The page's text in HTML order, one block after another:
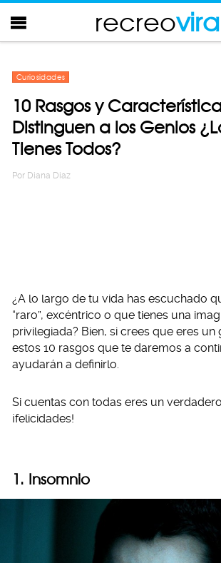
recreo
Curiosidades
10 Rasgos y
Distinguen a los Genios
Tienes Todos?
Por Diana Diaz
¿A lo largo de tu vida has escuchado
“raro”, excéntrico o que tienes una
privilegiada? Bien, si crees que eres un
estos 10 rasgos que te daremos a
ayudarán a definirlo.
Si cuentas con todas eres un
¡felicidades!
1. Insomnio